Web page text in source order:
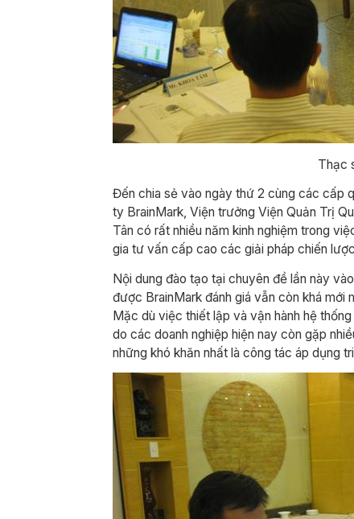
Thạc
Đến chia sẻ vào ngày thứ 2 cùng các cấp
ty BrainMark, Viện trưởng Viện Quản Trị
Tân có rất nhiều năm kinh nghiệm trong
gia tư vấn cấp cao các giải pháp chiến
Nội dung đào tạo tại chuyên đề lần này
được BrainMark đánh giá vẫn còn khá mới
Mặc dù việc thiết lập và vận hành hệ
do các doanh nghiệp hiện nay còn gặp
những khó khăn nhất là công tác áp dụng